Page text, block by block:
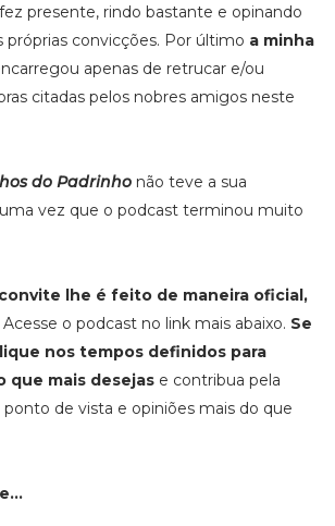
presente, rindo bastante e opinando
próprias convicções. Por último a minha
apenas de retrucar e/ou
citadas pelos nobres amigos neste
do Padrinhonão teve a sua
vez que o podcast terminou muito
lhe é feito de maneira oficial,
Acesse o podcast no link mais abaixo. Se
nos tempos definidos para
que mais desejase contribua pela
ponto de vista e opiniões mais do que